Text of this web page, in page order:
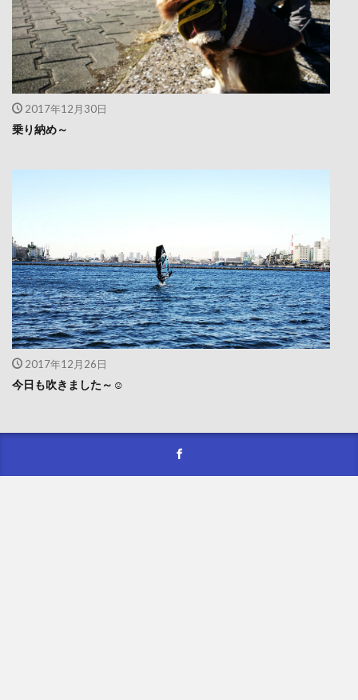
2017年12月30日
乗り納め～
2017年12月26日
今日も吹きました～☺️